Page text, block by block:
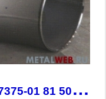
О
твод 90 820х12 ГОСТ 17375-01 81 500, 00руб.